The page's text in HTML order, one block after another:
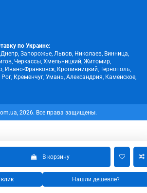
В корзину
Нашли дешевле?
по Украине:
Днепр, Запорожье, Львов, Николаев, Винница,
Черкассы, Хмельницкий, Житомир,
Ивано-Франковск, Кропивницкий, Тернополь,
Кременчуг, Умань, Александрия, Каменское,
2026. Все права защищены.